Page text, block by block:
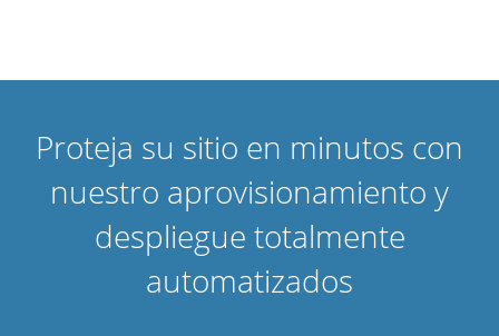
Proteja su sitio en minutos con
nuestro aprovisionamiento y
despliegue totalmente
automatizados